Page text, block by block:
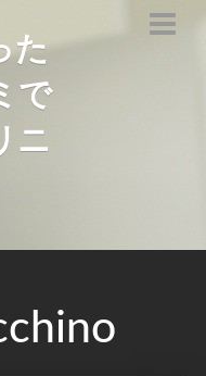
た
で
ニ